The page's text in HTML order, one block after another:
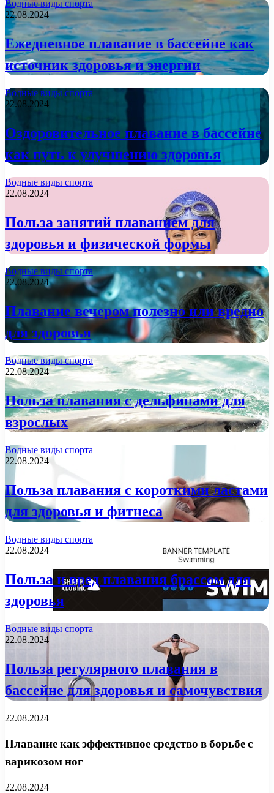
Водные виды спорта
22.08.2024
Ежедневное плавание в бассейне как
источник здоровья и энергии
Водные виды спорта
22.08.2024
Оздоровительное плавание в бассейне
как путь к улучшению здоровья
Водные виды спорта
22.08.2024
Польза занятий плаванием для
здоровья и физической формы
Водные виды спорта
22.08.2024
Плавание вечером полезно или вредно
для здоровья
Водные виды спорта
22.08.2024
Польза плавания с дельфинами для
взрослых
Водные виды спорта
22.08.2024
Польза плавания с короткими ластами
для здоровья и фитнеса
Водные виды спорта
22.08.2024
Польза и вред плавания брассом для
здоровья
Водные виды спорта
22.08.2024
Польза регулярного плавания в
бассейне для здоровья и самочувствия
22.08.2024
Плавание как эффективное средство в борьбе с
варикозом ног
22.08.2024